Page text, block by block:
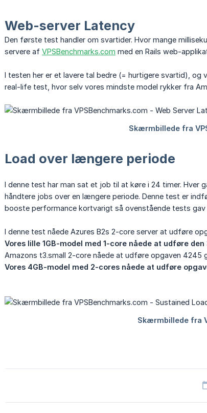
Web-server Latency
Den første test handler om svartider. Hvor mange
servere af VPSBenchmarks.com med en Rails web-
I testen her er et lavere tal bedre (= hurtigere svartid),
real-life test, hvor selv vores mindste model rykker fra
Load over længere periode
I denne test har man sat et job til at køre i 24 timer.
håndtere jobs over en længere periode. Denne test er
booste performance kortvarigt så ovenstående tests
I denne test nåede Azures B2s 2-core server at udføre
Vores lille 1GB-model med 1-core nåede at udføre
Amazons t3.small 2-core nåede at udføre opgaven 4245
Vores 4GB-model med 2-cores nåede at udføre